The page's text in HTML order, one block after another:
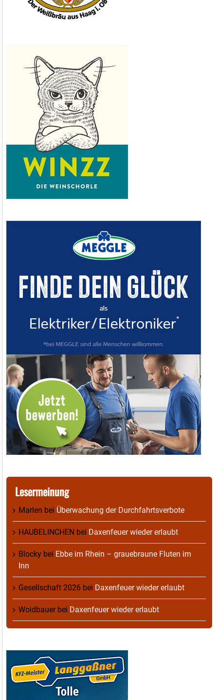
Lesermeinung
Marlen bei Überwachung der Durchfahrtsverbote
HAUBELINCHEN bei Daxenfeuer wieder erlaubt
Blocky bei Ebbe im Rhein – grauebraune Fluten im
Inn
Gesellschaft 2026 bei Daxenfeuer wieder erlaubt
Woidbauerbei Daxenfeuer wieder erlaubt